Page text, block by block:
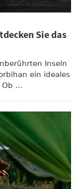
Sie das
Inseln
ein ideales
Ob ...